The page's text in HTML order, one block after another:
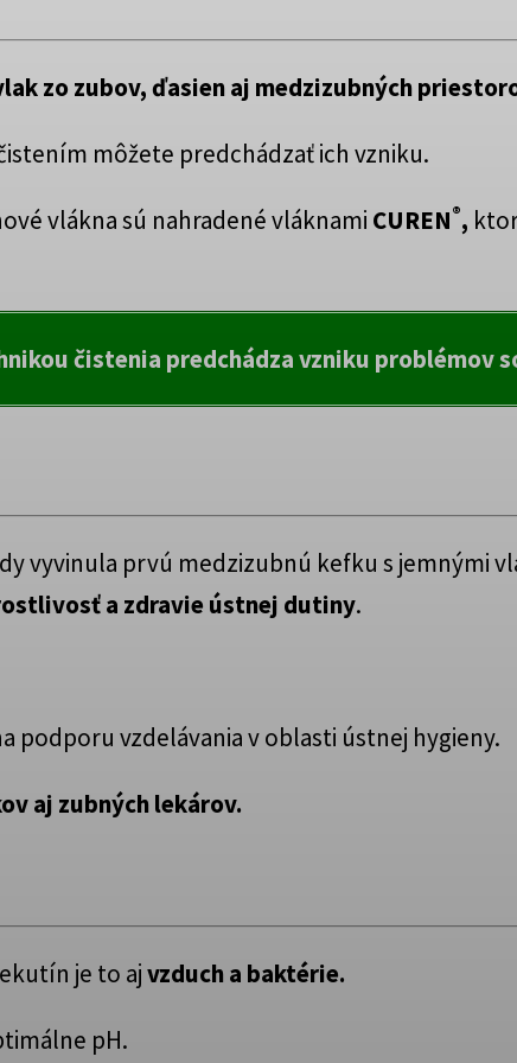
zo zubov, ďasien aj medzizubných
môžete predchádzať ich vzniku.
vlákna sú nahradené vláknami CUREN®,
čistenia predchádza vzniku problémov
vyvinula prvú medzizubnú kefku s jemnými
a zdravie ústnej dutiny.
podporu vzdelávania v oblasti ústnej hygieny.
aj zubných lekárov.
je to ajvzduch a baktérie.
pH.